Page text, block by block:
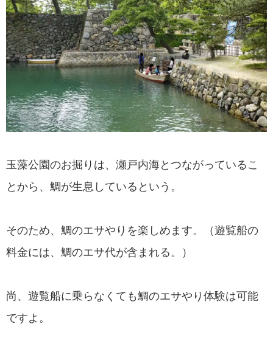
玉藻公園のお掘りは、瀬戸内海とつながっているこ
とから、鯛が生息しているという。
そのため、鯛のエサやりを楽しめます。（遊覧船の
料金には、鯛のエサ代が含まれる。）
尚、遊覧船に乗らなくても鯛のエサやり体験は可能
ですよ。